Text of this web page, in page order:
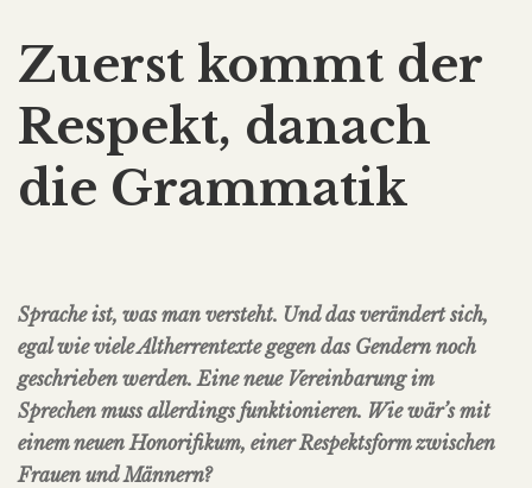
Zuerst kommt der
Respekt, danach
die Grammatik
Sprache ist, was man versteht. Und das verändert sich,
egal wie viele Altherrentexte gegen das Gendern noch
geschrieben werden. Eine neue Vereinbarung im
Sprechen muss allerdings funktionieren. Wie wär’s mit
einem neuen Honorifikum, einer Respektsform zwischen
Frauen und Männern?